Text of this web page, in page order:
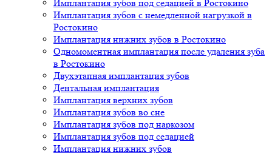
Имплантация зубов под седацией в Ростокино
Имплантация зубов с немедленной нагрузкой в
Ростокино
Имплантация нижних зубов в Ростокино
Одномоментная имплантация после удаления зуба
в Ростокино
Двухэтапная имплантация зубов
Дентальная имплантация
Имплантация верхних зубов
Имплантация зубов во сне
Имплантация зубов под наркозом
Имплантация зубов под седацией
Имплантация нижних зубов